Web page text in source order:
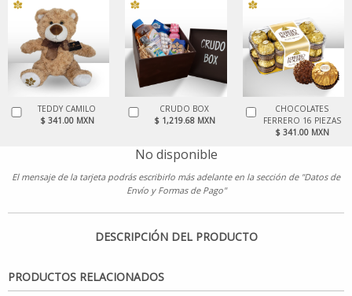
TEDDY CAMILO
$ 341.00 MXN
CRUDO BOX
$ 1,219.68 MXN
CHOCOLATES
FERRERO 16 PIEZAS
$ 341.00 MXN
No disponible
El mensaje de la tarjeta podrás escribirlo más adelante en la sección de "Datos de
Envío y Formas de Pago"
DESCRIPCIÓN DEL PRODUCTO
PRODUCTOS RELACIONADOS